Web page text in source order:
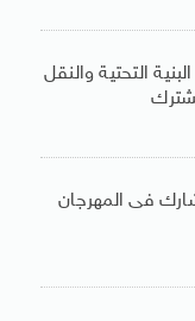
التحتية والنقل
فى المهرجان